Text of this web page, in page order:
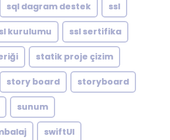
sql dagram destek ssl
kurulumu ssl sertifika
statik proje çizim
story board storyboard
sunum
swiftUI